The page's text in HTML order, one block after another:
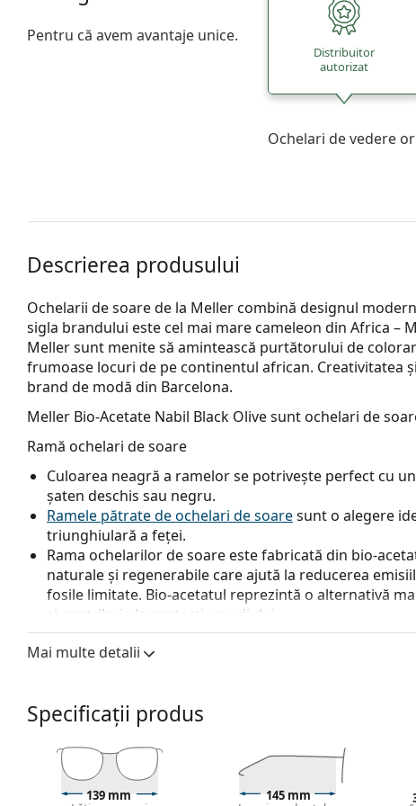
Pentru că avem avantaje unice.
Distribuitor
autorizat
Ochelari de vedere
Descrierea produsului
Ochelarii de soare de la Meller combină designul
sigla brandului este cel mai mare cameleon din Africa –
Meller sunt menite să amintească purtătorului de
frumoase locuri de pe continentul african. Creativitatea
brand de modă din Barcelona.
Meller Bio-Acetate Nabil Black Olivesunt ochelari de
Ramă ochelari de soare
Culoarea neagră a ramelor se potrivește perfect cu
șaten deschis sau negru.
Ramele pătrate de ochelari de soaresunt o alegere
triunghiulară a feței.
Rama ochelarilor de soare este fabricată din bio-
naturale și regenerabile care ajută la reducerea
fosile limitate. Bio-acetatul reprezintă o alternativă
și contribuie la protecția mediului.
Lentile ochelari de soare
imaginii și sunt foarte rezistente la zgâriere.
Datorită tehnologiei unice a
reflexiile nedorite și protejează ochii împotriva
profunzimea câmpului vizual și focalizarea.Ochelarii
și lumina albă reflectată. Acest lucru îi face deosebit
Mai multe detalii
Specificații produs
139 mm 145 mm